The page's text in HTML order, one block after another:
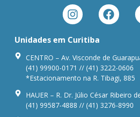
Unidades em Curitiba
CENTRO – Av. Visconde de
(41) 99900-0171 // (41) 3222-0606
*Estacionamento na R. Tibagi, 885
HAUER – R. Dr. Júlio César Ribeiro
(41) 99587-4888 // (41) 3276-8990